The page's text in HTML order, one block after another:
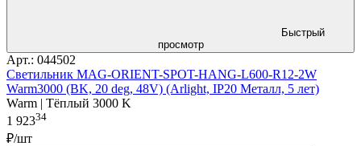
Быстрый
просмотр
Арт.: 044502
Светильник MAG-ORIENT-SPOT-HANG-L600-R12-2W
Warm3000 (BK, 20 deg, 48V) (Arlight, IP20 Металл, 5 лет)
Warm | Тёплый 3000 K
1 92334
₽/шт